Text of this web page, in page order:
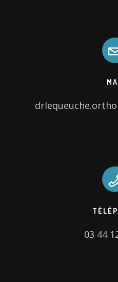
03 44